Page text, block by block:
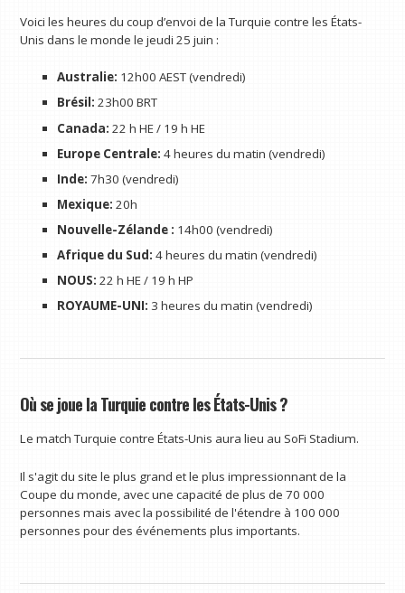
Voici les heures du coup d’envoi de la Turquie contre les États-
Unis dans le monde le jeudi 25 juin :
Australie: 12h00 AEST (vendredi)
Brésil: 23h00 BRT
Canada: 22 h HE / 19 h HE
Europe Centrale: 4 heures du matin (vendredi)
Inde: 7h30 (vendredi)
Mexique: 20h
Nouvelle-Zélande : 14h00 (vendredi)
Afrique du Sud: 4 heures du matin (vendredi)
NOUS: 22 h HE / 19 h HP
ROYAUME-UNI: 3 heures du matin (vendredi)
Où se joue la Turquie contre les États-Unis ?
Le match Turquie contre États-Unis aura lieu au SoFi Stadium.
Il s'agit du site le plus grand et le plus impressionnant de la
Coupe du monde, avec une capacité de plus de 70 000
personnes mais avec la possibilité de l'étendre à 100 000
personnes pour des événements plus importants.